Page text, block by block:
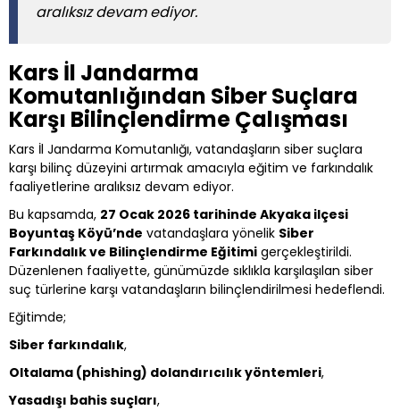
aralıksız devam ediyor.
Kars İl Jandarma
Komutanlığından Siber Suçlara
Karşı Bilinçlendirme Çalışması
Kars İl Jandarma Komutanlığı, vatandaşların siber suçlara
karşı bilinç düzeyini artırmak amacıyla eğitim ve farkındalık
faaliyetlerine aralıksız devam ediyor.
Bu kapsamda, 27 Ocak 2026 tarihinde Akyaka ilçesi
Boyuntaş Köyü’nde vatandaşlara yönelik Siber
Farkındalık ve Bilinçlendirme Eğitimi gerçekleştirildi.
Düzenlenen faaliyette, günümüzde sıklıkla karşılaşılan siber
suç türlerine karşı vatandaşların bilinçlendirilmesi hedeflendi.
Eğitimde;
Siber farkındalık,
Oltalama (phishing) dolandırıcılık yöntemleri,
Yasadışı bahis suçları,